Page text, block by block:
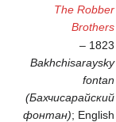
The Robber
Brothers
1823 –
Bakhchisaraysky
fontan
(Бахчисарайский
фонтан); English